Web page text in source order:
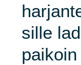
sille